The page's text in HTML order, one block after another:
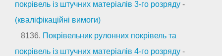
покрівель із штучних матеріалів 3-го розряду -
(кваліфікаційні вимоги)
8136. Покрівельник рулонних покрівель та
покрівель із штучних матеріалів 4-го розряду -